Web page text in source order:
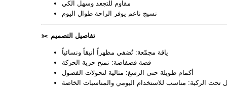
مقاوم للتجعد وسهل الكي
نسيج ناعم يوفر الراحة طوال اليوم
✂️ تفاصيل التصميم
ياقة مجمّعة: تُضفي مظهراً أنيقاً ونسائياً
قصة فضفاضة: تمنح حرية الحركة
أكمام طويلة حتى الرسغ: مثالية لتحولات الفصول
تحت الركبة: مناسب للاستخدام اليومي والمناسبات الخاصة